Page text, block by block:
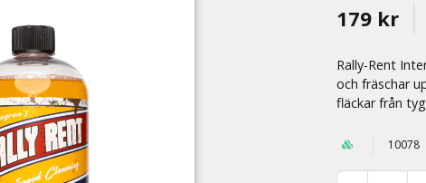
179 kr
Rally-Rent
och fräschar
fläckar från
10078